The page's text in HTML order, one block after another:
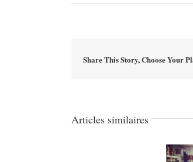
Share This Story, Choose Your
Articles similaires